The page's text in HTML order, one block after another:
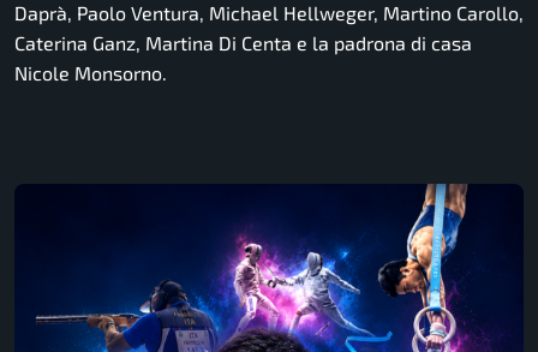
Daprà, Paolo Ventura, Michael Hellweger, Martino Carollo,
Caterina Ganz, Martina Di Centa e la padrona di casa
Nicole Monsorno.